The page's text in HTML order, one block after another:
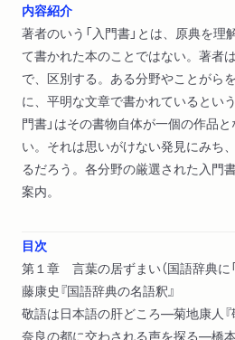
内容紹介
著者のいう「入門書」とは、原典を
て書かれた本のことではない。著者
で、区別する。ある分野やことがら
に、平明な文章で書かれているとい
門書」はその書物自体が一個の作品
い。それは思いがけない発見にみち
るだろう。各分野の厳選された入門
案内。
目次
第１章 言葉の居ずまい（国語辞典に
藤康史『国語辞典の名語釈』
敬語は日本語の肝どころ―菊地康人『
奈良の都に交わされる声を探る―橋